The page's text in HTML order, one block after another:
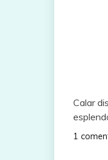
Calar
1